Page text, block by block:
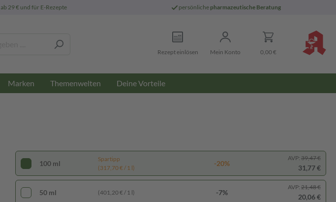
ab 29 € und für E-Rezepte persönliche pharmazeutische Beratung
Rezept einlösen Mein Konto 0,00 €
Marken Themenwelten Deine Vorteile
100 ml
Spartipp
(317,70 € / 1 l)
-20%
AVP: 39,47 €
31,77 €
50 ml (401,20 € / 1 l) -7%
AVP: 21,48 €
20,06 €